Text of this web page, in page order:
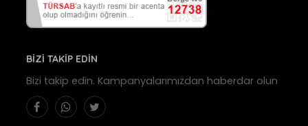
BİZİ TAKİP EDİN
Bizi takip edin. Kampanyalarımızdan haberdar olun